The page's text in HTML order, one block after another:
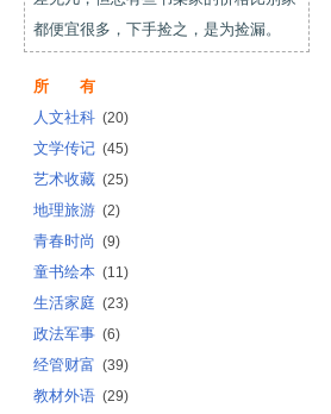
都便宜很多，下手捡之，是为捡漏。
所 有
人文社科 (20)
文学传记 (45)
艺术收藏 (25)
地理旅游 (2)
青春时尚 (9)
童书绘本 (11)
生活家庭 (23)
政法军事 (6)
经管财富 (39)
教材外语 (29)